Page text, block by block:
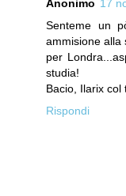
Anonimo 17
Senteme un
ammisione alla
per
studia!
Bacio, Ilarix col
Rispondi